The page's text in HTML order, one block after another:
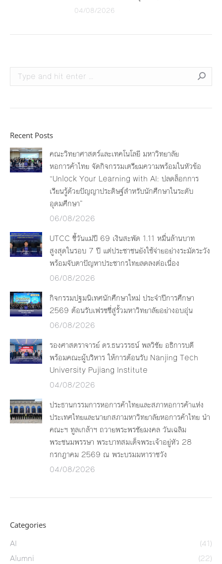
04/08/2026
Search:
Recent Posts
คณะวิทยาศาสตร์และเทคโนโลยี มหาวิทยาลัย
หอการค้าไทย จัดกิจกรรมเตรียมความพร้อมในหัวข้อ
“Unlock Your Learning with AI: ปลดล็อกการ
เรียนรู้ด้วยปัญญาประดิษฐ์สำหรับนักศึกษาในระดับ
อุดมศึกษา”
06/08/2026
UTCC ชี้วันแม่ปี 69 เงินสะพัด 1.11 หมื่นล้านบาท
สูงสุดในรอบ 7 ปี แต่ประชาชนยังใช้จ่ายอย่างระมัดระวัง
พร้อมจับตาปัญหาประชากรไทยลดลงต่อเนื่อง
06/08/2026
กิจกรรมปฐมนิเทศนักศึกษาใหม่ ประจำปีการศึกษา
2569 ต้อนรับเฟรชชี่สู่รั้วมหาวิทยาลัยอย่างอบอุ่น
06/08/2026
รองศาสตราจารย์ ดร.ธนวรรธน์ พลวิชัย อธิการบดี
พร้อมคณะผู้บริหาร ให้การต้อนรับ Nanjing Tech
University Pujiang Institute
04/08/2026
ประธานกรรมการหอการค้าไทยและสภาหอการค้าแห่ง
ประเทศไทยและนายกสภามหาวิทยาลัยหอการค้าไทย นำ
คณะฯ ทูลเกล้าฯ ถวายพระพรชัยมงคล วันเฉลิม
พระชนมพรรษา พระบาทสมเด็จพระเจ้าอยู่หัว 28
กรกฎาคม 2569 ณ พระบรมมหาราชวัง
04/08/2026
Categories
AI
(41)
Alumni
(22)